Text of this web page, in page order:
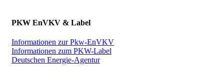
PKW EnVKV & Label
Informationen zur Pkw-EnVKV
Informationen zum PKW-Label
Deutschen Energie-Agentur